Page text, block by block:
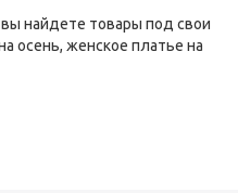
найдете товары под свои
осень, женское платье на